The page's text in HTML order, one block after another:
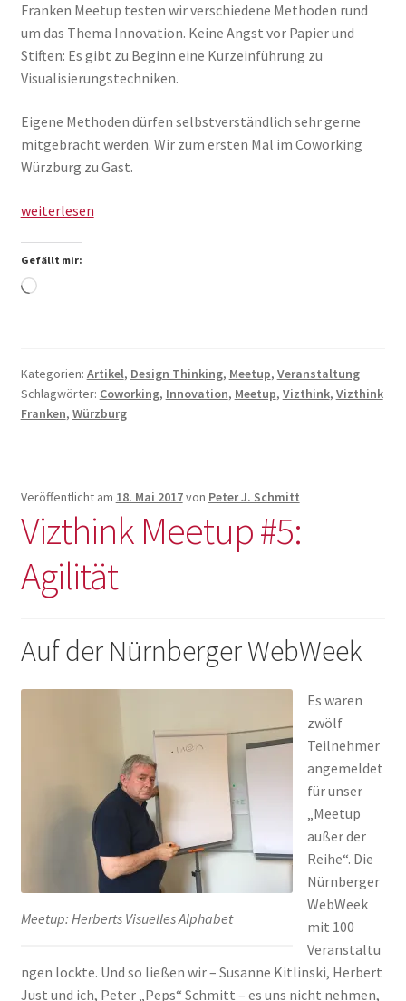
Franken Meetup testen wir verschiedene Methoden rund
um das Thema Innovation. Keine Angst vor Papier und
Stiften: Es gibt zu Beginn eine Kurzeinführung zu
Visualisierungstechniken.
Eigene Methoden dürfen selbstverständlich sehr gerne
mitgebracht werden. Wir zum ersten Mal im Coworking
Würzburg zu Gast.
Vizthink
Meetup
#12:
Innovation
weiterlesen
Gefällt mir:
Wird
Kategorien: Artikel, Design Thinking, Meetup, Veranstaltung
Schlagwörter: Coworking, Innovation, Meetup, Vizthink, Vizthink
Franken, Würzburg
Veröffentlicht am 18. Mai 2017von Peter J. Schmitt
Vizthink Meetup #5:
Agilität
Auf der Nürnberger WebWeek
Meetup: Herberts Visuelles Alphabet
Es waren
zwölf
Teilnehmer
angemeldet
für unser
„Meetup
außer der
Reihe“. Die
Nürnberger
WebWeek
mit 100
Veranstaltu
ngen lockte. Und so ließen wir – Susanne Kitlinski, Herbert
Just und ich, Peter „Peps“ Schmitt – es uns nicht nehmen,